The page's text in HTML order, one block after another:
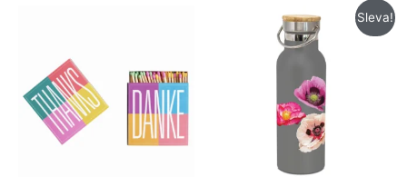
Sleva!
Původní
cena
byla:
465 Kč.
Aktuální
cena